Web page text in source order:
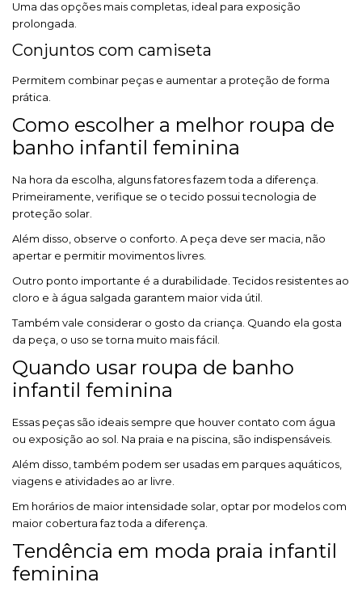
Uma das opções mais completas, ideal para exposição
prolongada.
Conjuntos com camiseta
Permitem combinar peças e aumentar a proteção de forma
prática.
Como escolher a melhor roupa de
banho infantil feminina
Na hora da escolha, alguns fatores fazem toda a diferença.
Primeiramente, verifique se o tecido possui tecnologia de
proteção solar.
Além disso, observe o conforto. A peça deve ser macia, não
apertar e permitir movimentos livres.
Outro ponto importante é a durabilidade. Tecidos resistentes ao
cloro e à água salgada garantem maior vida útil.
Também vale considerar o gosto da criança. Quando ela gosta
da peça, o uso se torna muito mais fácil.
Quando usar roupa de banho
infantil feminina
Essas peças são ideais sempre que houver contato com água
ou exposição ao sol. Na praia e na piscina, são indispensáveis.
Além disso, também podem ser usadas em parques aquáticos,
viagens e atividades ao ar livre.
Em horários de maior intensidade solar, optar por modelos com
maior cobertura faz toda a diferença.
Tendência em moda praia infantil
feminina